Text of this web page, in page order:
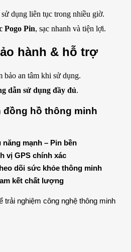
dụng liên tục trong nhiều giờ.
Pogo Pin, sạc nhanh và tiện lợi.
hành & hỗ trợ
bảo an tâm khi sử dụng.
dẫn sử dụng đầy đủ.
đồng hồ thông minh
năng mạnh – Pin bền
vị GPS chính xác
dõi sức khỏe thông minh
kết chất lượng
trải nghiệm công nghệ thông minh